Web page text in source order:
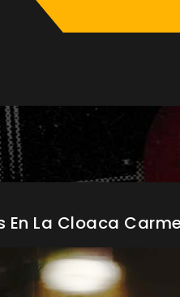
En La Cloaca